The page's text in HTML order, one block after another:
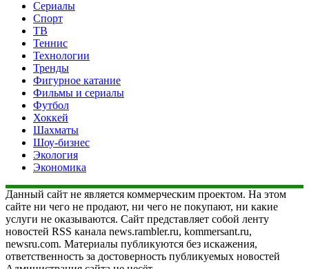
Сериалы
Спорт
ТВ
Теннис
Технологии
Тренды
Фигурное катание
Фильмы и сериалы
Футбол
Хоккей
Шахматы
Шоу-бизнес
Экология
Экономика
Данный сайт не является коммерческим проектом. На этом
сайте ни чего не продают, ни чего не покупают, ни какие
услуги не оказываются. Сайт представляет собой ленту
новостей RSS канала news.rambler.ru, kommersant.ru,
newsru.com. Материалы публикуются без искажения,
ответственность за достоверность публикуемых новостей